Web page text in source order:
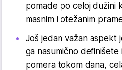
pomade po celoj dužini
masnim i otežanim
Još jedan važan aspekt
ga nasumično definišete
pomera tokom dana,